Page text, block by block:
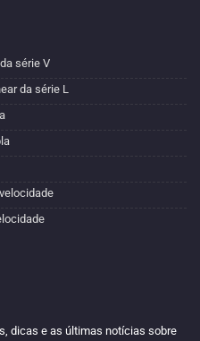
série V
da série L
dicas e as últimas notícias sobre